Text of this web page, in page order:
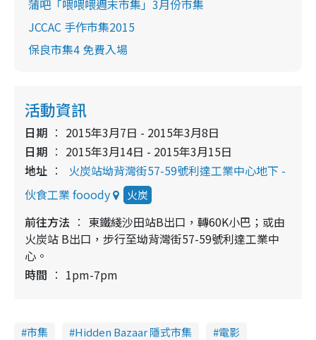
蒲吧「喂喂喂週末市集」3月份市集
JCCAC 手作市集2015
保良市集4 免費入場
活動資訊
日期
2015年3月7日 - 2015年3月8日
日期
2015年3月14日 - 2015年3月15日
地址
火炭站坳背灣街57-59號利達工業中心地下 -
伙食工業 fooody
火炭
前往方法
東鐵綫沙田站B出口，轉60K小巴；或由
火炭站 B出口，步行至坳背灣街57-59號利達工業中
心。
時間
1pm-7pm
市集 Hidden Bazaar 隱式市集
電影